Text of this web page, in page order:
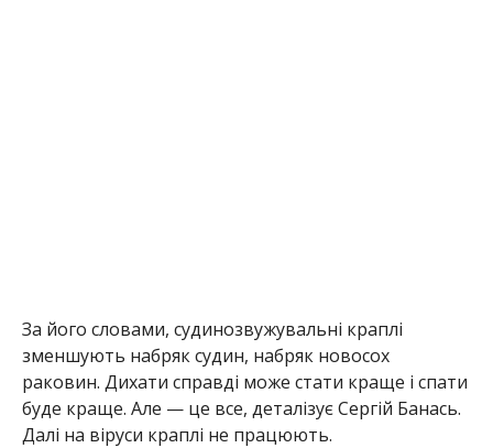
За його словами, судинозвужувальні краплі
зменшують набряк судин, набряк новосох
раковин. Дихати справді може стати краще і спати
буде краще. Але — це все, деталізує Сергій Банась.
Далі на віруси краплі не працюють.